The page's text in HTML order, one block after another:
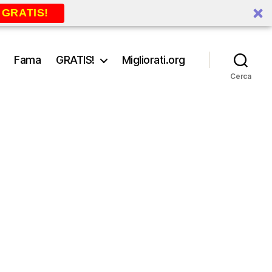
Fama GRATIS! Migliorati.org
Cerca